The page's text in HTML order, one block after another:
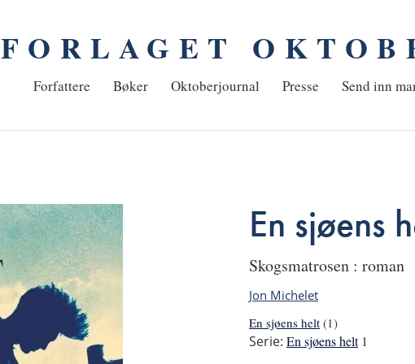
FORLAGET
Hjem
Forfattere Bøker Oktoberjournal Presse Send inn
En sjøens
Skogsmatrosen : roman
Jon Michelet
En sjøens helt (1)
Serie: En sjøens helt 1